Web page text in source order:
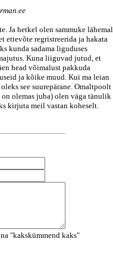
Ja hetkel olen sammuke lähemal
ettevõte regristreerida ja hakata
kunda sadama liguduses
Kuna liiguvad jutud, et
head võimalust pakkuda
ja kõike muud. Kui ma leian
see suurepärane. Omaltpoolt
olemas juba) olen väga tänulik
kirjuta meil vastan koheselt.
"kakskümmend kaks"